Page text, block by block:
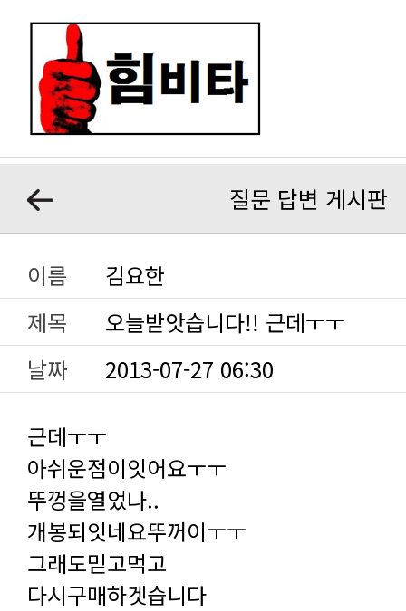
질문 답변 게시판
이름
김요한
제목
오늘받앗습니다!! 근데ㅜㅜ
날짜
2013-07-27 06:30
근데ㅜㅜ
아쉬운점이잇어요ㅜㅜ
뚜껑을열었나..
개봉되잇네요뚜꺼이ㅜㅜ
그래도믿고먹고
다시구매하겟습니다